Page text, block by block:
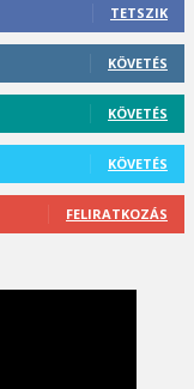
TETSZIK
KÖVETÉS
KÖVETÉS
KÖVETÉS
FELIRATKOZÁS